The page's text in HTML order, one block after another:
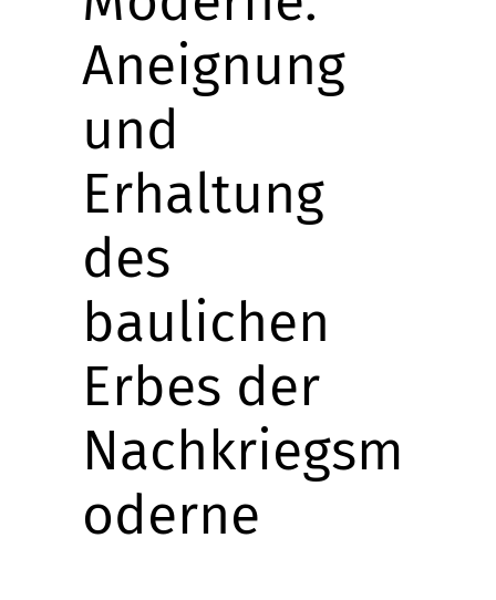
Aneignung
und
Erhaltung
des
baulichen
Erbes der
Nachkriegsm
oderne